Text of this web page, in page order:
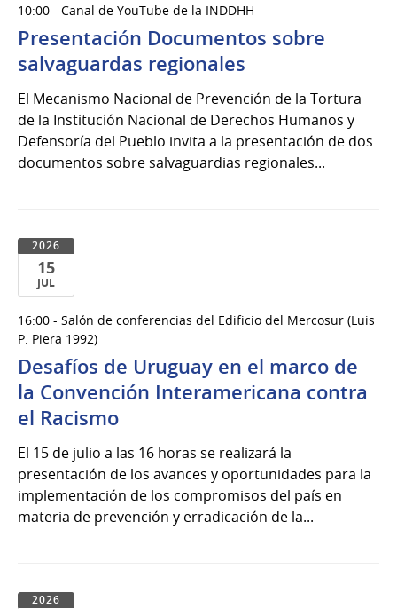
de
Jul
del
10:00 - Canal de YouTube de la INDDHH
Presentación Documentos sobre
salvaguardas regionales
El Mecanismo Nacional de Prevención de la Tortura
de la Institución Nacional de Derechos Humanos y
Defensoría del Pueblo invita a la presentación de dos
documentos sobre salvaguardias regionales...
2026
15
JUL
de
Jul
del
2026
16:00 - Salón de conferencias del Edificio del Mercosur (Luis
P. Piera 1992)
Desafíos de Uruguay en el marco de
la Convención Interamericana contra
el Racismo
El 15 de julio a las 16 horas se realizará la
presentación de los avances y oportunidades para la
implementación de los compromisos del país en
materia de prevención y erradicación de la...
2026